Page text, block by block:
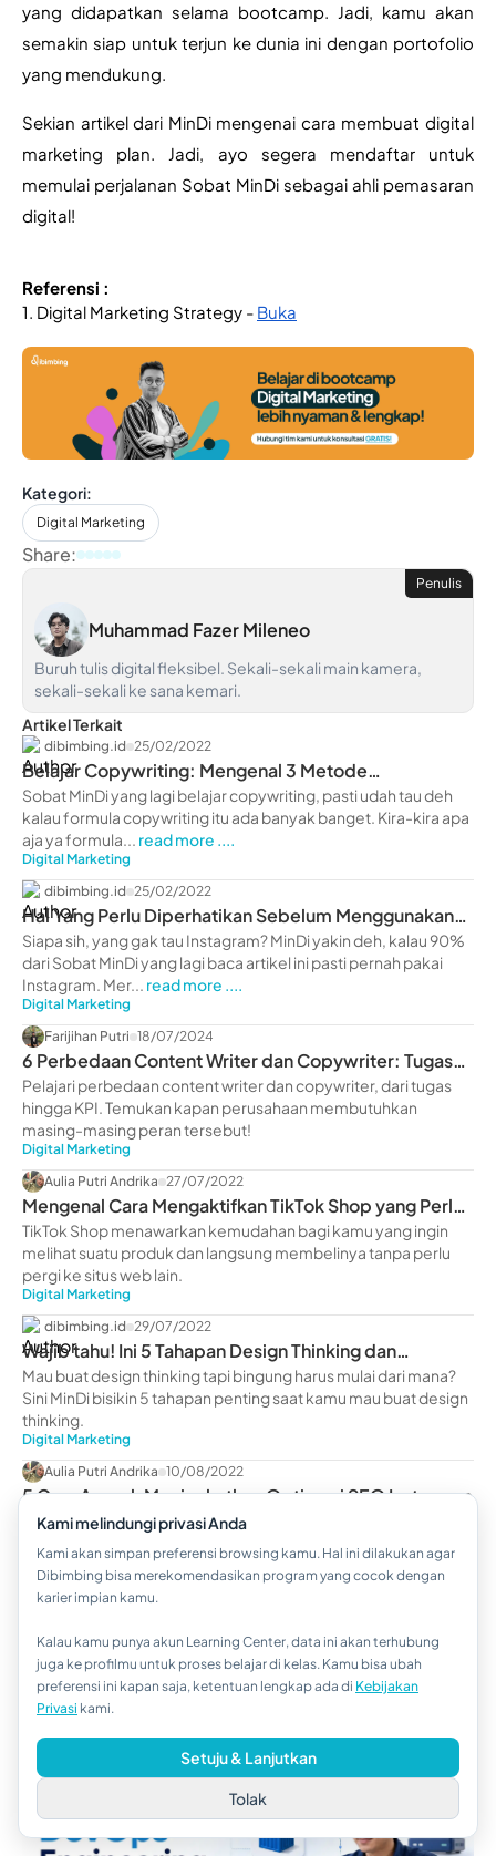
yang didapatkan selama bootcamp. Jadi, kamu akan
semakin siap untuk terjun ke dunia ini dengan portofolio
yang mendukung.
Sekian artikel dari MinDi mengenai cara membuat digital
marketing plan. Jadi, ayo segera mendaftar untuk
memulai perjalanan Sobat MinDi sebagai ahli pemasaran
digital!
Referensi :
1. Digital Marketing Strategy - Buka
Kategori:
Digital Marketing
Share:
Penulis
Muhammad Fazer Mileneo
Buruh tulis digital fleksibel. Sekali-sekali main kamera,
sekali-sekali ke sana kemari.
Artikel Terkait
dibimbing.id 25/02/2022
Belajar Copywriting: Mengenal 3 Metode
Copywriting Terbaik
Sobat MinDi yang lagi belajar copywriting, pasti udah tau deh
kalau formula copywriting itu ada banyak banget. Kira-kira apa
aja ya formula... read more ....
Digital Marketing
dibimbing.id 25/02/2022
Hal Yang Perlu Diperhatikan Sebelum Menggunakan
IG Ads
Siapa sih, yang gak tau Instagram? MinDi yakin deh, kalau 90%
dari Sobat MinDi yang lagi baca artikel ini pasti pernah pakai
Instagram. Mer... read more ....
Digital Marketing
Farijihan Putri 18/07/2024
6 Perbedaan Content Writer dan Copywriter: Tugas
hingga KPI
Pelajari perbedaan content writer dan copywriter, dari tugas
hingga KPI. Temukan kapan perusahaan membutuhkan
masing-masing peran tersebut!
Digital Marketing
Aulia Putri Andrika 27/07/2022
Mengenal Cara Mengaktifkan TikTok Shop yang Perlu
Kamu Ketahui
TikTok Shop menawarkan kemudahan bagi kamu yang ingin
melihat suatu produk dan langsung membelinya tanpa perlu
pergi ke situs web lain.
Digital Marketing
dibimbing.id 29/07/2022
Wajib tahu! Ini 5 Tahapan Design Thinking dan
Penerapannya
Mau buat design thinking tapi bingung harus mulai dari mana?
Sini MinDi bisikin 5 tahapan penting saat kamu mau buat design
thinking.
Digital Marketing
Aulia Putri Andrika 10/08/2022
5 Cara Ampuh Meningkatkan Optimasi SEO Instagram
Instagram SEO adalah sebuah proses optimasi konten
Instagram Anda di hasil Instagr...read more ....
Digital Marketing
Artikel Terbaru
Cara Upgrade Skill DevOps Engineering agar Cepat Dilirik
Recruiter
Pelajari cara upgrade skill DevOps Engineering terlengkap yang
dibutuhkan industri dan skill pentin...
Hi!👋
Kalau kamu butuh bantuan,
Kami melindungi privasi Anda
Kami akan simpan preferensi browsing kamu. Hal ini dilakukan agar
Dibimbing bisa merekomendasikan program yang cocok dengan
karier impian kamu.
Kalau kamu punya akun Learning Center, data ini akan terhubung
juga ke profilmu untuk proses belajar di kelas. Kamu bisa ubah
preferensi ini kapan saja, ketentuan lengkap ada di Kebijakan
Privasi kami.
Tolak
Setuju & Lanjutkan